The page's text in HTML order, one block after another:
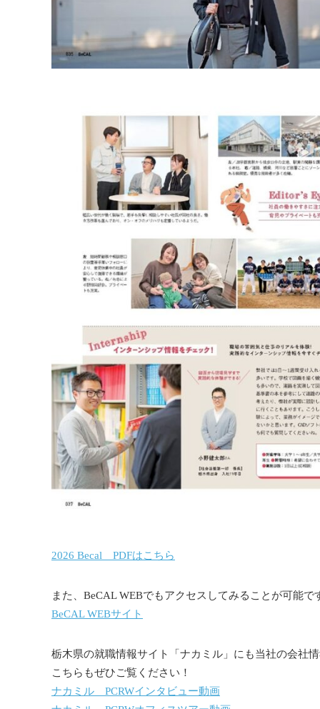
2026 Becal PDFはこちら
また、BeCAL WEBでもアクセスしてみることが可能で
BeCAL WEBサイト
栃木県の就職情報サイト「ナカミル」にも当社の会社
こちらもぜひご覧ください！
ナカミル PCRWインタビュー動画